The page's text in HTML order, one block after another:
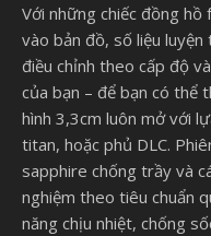
Với những chiếc đồng hồ
vào bản đồ, số liệu luyện
điều chỉnh theo cấp độ
của bạn – để bạn có thể
hình 3,3cm luôn mở với
titan, hoặc phủ DLC.
sapphire chống trầy và
nghiệm theo tiêu chuẩn
năng chịu nhiệt, chống